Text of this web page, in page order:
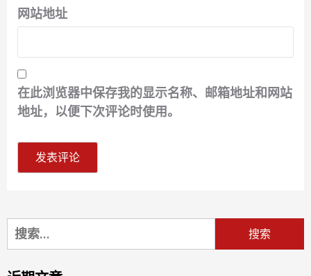
网站地址
在此浏览器中保存我的显示名称、邮箱地址和网站
地址，以便下次评论时使用。
搜
索：